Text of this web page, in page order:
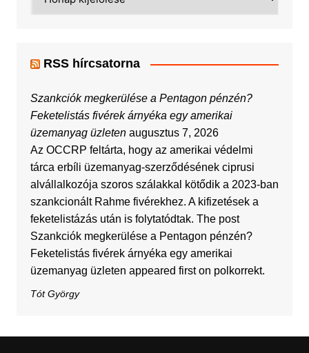
RSS hírcsatorna
Szankciók megkerülése a Pentagon pénzén?
Feketelistás fivérek árnyéka egy amerikai
üzemanyag üzleten augusztus 7, 2026
Az OCCRP feltárta, hogy az amerikai védelmi
tárca erbíli üzemanyag-szerződésének ciprusi
alvállalkozója szoros szálakkal kötődik a 2023-ban
szankcionált Rahme fivérekhez. A kifizetések a
feketelistázás után is folytatódtak. The post
Szankciók megkerülése a Pentagon pénzén?
Feketelistás fivérek árnyéka egy amerikai
üzemanyag üzleten appeared first on polkorrekt.
Tót György